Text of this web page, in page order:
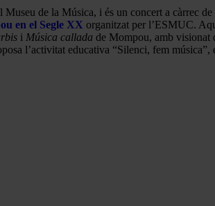
de la Música, i és un concert a càrrec
en el Segle XX organitzat per l’ESMUC.
i Música callada de Mompou, amb visionat
l’activitat educativa “Silenci, fem música”,